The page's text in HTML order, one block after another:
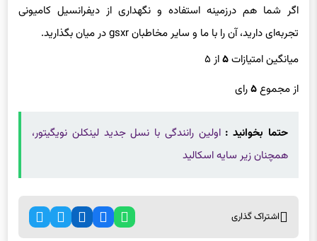
اگر شما هم درزمینه استفاده و نگهداری از دیفرانسیل کامیونی
تجربه‌ای دارید، آن را با ما و سایر مخاطبان gsxr در میان بگذارید.
میانگین امتیازات۵از ۵
از مجموع۵رای
حتما بخوانید :اولین رانندگی با نسل جدید لینکلن نویگیتور،
همچنان زیر سایه اسکالید
اشتراک گذاری